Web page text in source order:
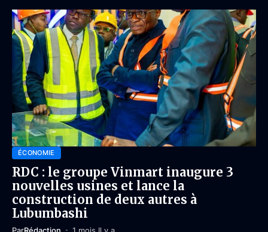
ÉCONOMIE
RDC : le groupe Vinmart inaugure 3
nouvelles usines et lance la
construction de deux autres à
Lubumbashi
ParRédaction 1 mois Il y a